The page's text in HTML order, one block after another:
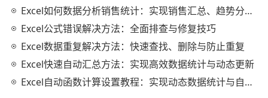
Excel如何数据分析销售统计：实现销售汇总、趋势分析与业绩优化
Excel公式错误解决方法：全面排查与修复技巧
Excel数据重复解决方法：快速查找、删除与防止重复
Excel快速自动汇总方法：实现高效数据统计与动态更新
Excel自动函数计算设置教程：实现动态数据统计与自动更新